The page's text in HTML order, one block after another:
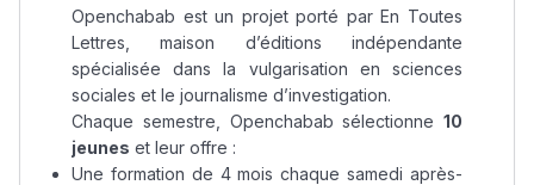
Openchabab est un projet porté par En Toutes
Lettres, maison d’éditions indépendante
spécialisée dans la vulgarisation en sciences
sociales et le journalisme d’investigation.
Chaque semestre, Openchabab sélectionne 10
jeunes et leur offre :
Une formation de 4 mois chaque samedi après-